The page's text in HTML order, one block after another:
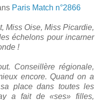
Paris Match n°2866
Miss Oise, Miss Picardie,
échelons pour incarner
!
Conseillère régionale,
encore. Quand on a
place dans toutes les
a fait de «ses» filles,